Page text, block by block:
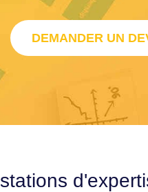
DEMANDER UN